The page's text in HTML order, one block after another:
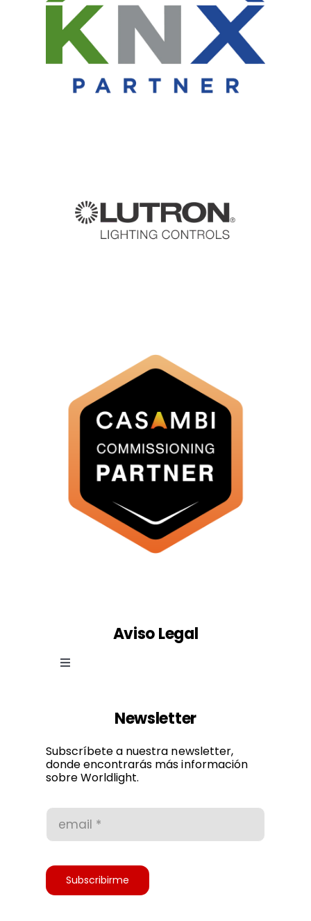
Aviso Legal
Toggle
Política de privacidad
Accesibilidad
Newsletter
Subscríbete a nuestra newsletter,
donde encontrarás más información
sobre Worldlight.
Subscribirme